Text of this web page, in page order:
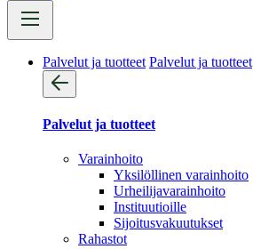
Palvelut ja tuotteet Palvelut ja tuotteet
Palvelut ja tuotteet
Varainhoito
Yksilöllinen varainhoito
Urheilijavarainhoito
Instituutioille
Sijoitusvakuutukset
Rahastot